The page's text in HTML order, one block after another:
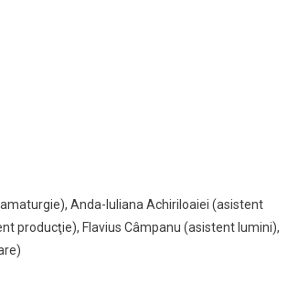
Anda-Iuliana Achiriloaiei (asistent
producţie), Flavius Câmpanu (asistent lumini),